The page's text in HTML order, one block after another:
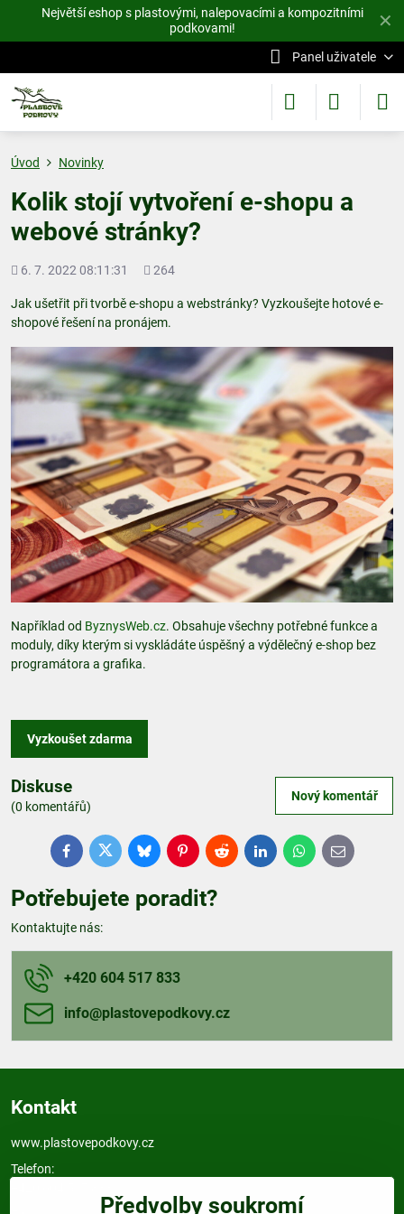
✕
Největší eshop s plastovými, nalepovacími a kompozitními
podkovami!
Panel uživatele
Úvod Novinky
Kolik stojí vytvoření e-shopu a
webové stránky?
Přidáno
6. 7. 2022 08:11:31
Počet
264
Jak ušetřit při tvorbě e-shopu a webstránky? Vyzkoušejte hotové e-
shopové řešení na pronájem.
Například od ByznysWeb.cz. Obsahuje všechny potřebné funkce a
moduly, díky kterým si vyskládáte úspěšný a výdělečný e-shop bez
programátora a grafika.
Vyzkoušet zdarma
Diskuse
(0 komentářů)
Nový komentář
FacebookTwitterBlueskyPinterestRedditLinkedInWhatsApp
E-
mail
Potřebujete poradit?
Kontaktujte nás:
+420 604 517 833
info​@plastovepodkovy​.cz
Kontakt
www.plastovepodkovy.cz
Telefon:
Předvolby soukromí